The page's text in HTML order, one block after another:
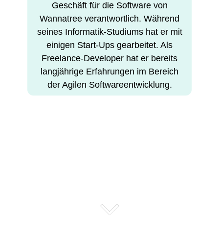
Geschäft für die Software von
Wannatree verantwortlich. Während
seines Informatik-Studiums hat er mit
einigen Start-Ups gearbeitet. Als
Freelance-Developer hat er bereits
langjährige Erfahrungen im Bereich
der Agilen Softwareentwicklung.